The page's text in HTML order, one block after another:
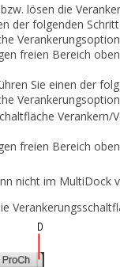
lösen die
der folgenden
freien Bereich
Sie einen der
Verankern/
freien Bereich
nicht im MultiDock